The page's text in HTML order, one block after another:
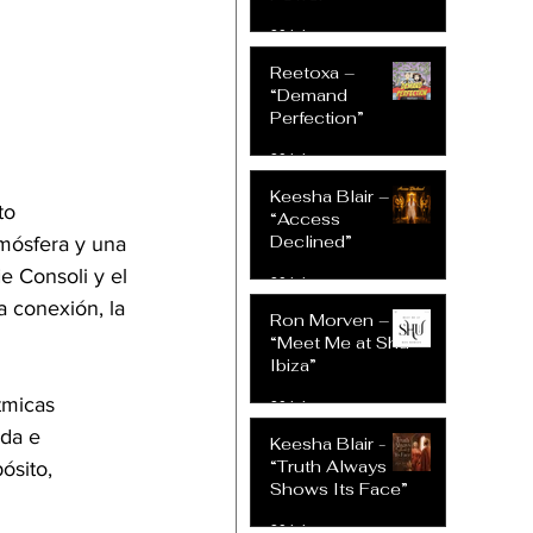
y una
Consoli y el
conexión, la
e
30 jul
Reetoxa –
“Demand
Perfection”
30 jul
Keesha Blair –
“Access
Declined”
30 jul
Ron Morven –
“Meet Me at Shu
Ibiza”
30 jul
Keesha Blair -
“Truth Always
Shows Its Face”